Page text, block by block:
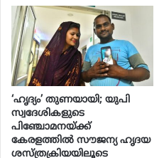
‘ഹൃദ്യം’ തുണയായി; യുപി
സ്വദേശികളുടെ
പിഞ്ചോമനയ്ക്ക്
കേരളത്തിൽ സൗജന്യ ഹൃദയ
ശസ്ത്രക്രിയയിലൂടെ